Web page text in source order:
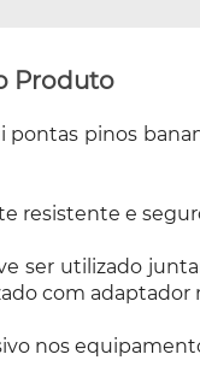
Produto
pontas pinos
resistente e
ser utilizado
com adaptador
nos